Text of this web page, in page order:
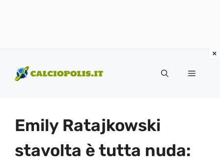
contenuto
Menu
Emily Ratajkowski
stavolta è tutta nuda: